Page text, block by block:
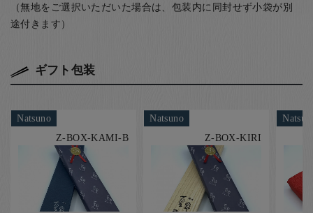
（無地をご選択いただいた場合は、包装内に同封せず小袋が別
途付きます）
ギフト包装
Natsuno
Z-BOX-KAMI-B
Natsuno
Z-BOX-KIRI